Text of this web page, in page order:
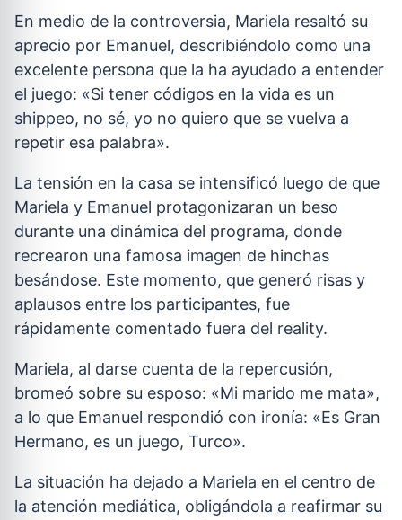
En medio de la controversia, Mariela resaltó su
aprecio por Emanuel, describiéndolo como una
excelente persona que la ha ayudado a entender
el juego: «Si tener códigos en la vida es un
shippeo, no sé, yo no quiero que se vuelva a
repetir esa palabra».
La tensión en la casa se intensificó luego de que
Mariela y Emanuel protagonizaran un beso
durante una dinámica del programa, donde
recrearon una famosa imagen de hinchas
besándose. Este momento, que generó risas y
aplausos entre los participantes, fue
rápidamente comentado fuera del reality.
Mariela, al darse cuenta de la repercusión,
bromeó sobre su esposo: «Mi marido me mata»,
a lo que Emanuel respondió con ironía: «Es Gran
Hermano, es un juego, Turco».
La situación ha dejado a Mariela en el centro de
la atención mediática, obligándola a reafirmar su